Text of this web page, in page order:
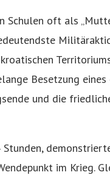
Schulen oft als
Besetzung
und die
im Krieg.